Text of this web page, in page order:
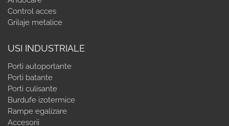
Control acces
Grilaje metalice
USI INDUSTRIALE
Porti autoportante
Porti batante
Porti culisante
Burdufe izotermice
Rampe egalizare
Accesorii